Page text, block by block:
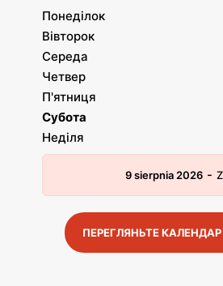
Понеділок
Вівторок
Середа
Четвер
П'ятниця
Субота
Неділя
9 sierpnia 2026 -
ПЕРЕГЛЯНЬТЕ